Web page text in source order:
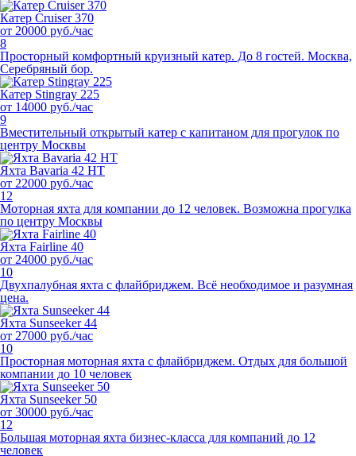
Катер Cruiser 370
от 20000 руб./час
8
Просторный комфортный круизный катер. До 8 гостей. Москва,
Серебряный бор.
Катер Stingray 225
от 14000 руб./час
9
Вместительный открытый катер c капитаном для прогулок по
центру Москвы
Яхта Bavaria 42 HT
от 22000 руб./час
12
Моторная яхта для компании до 12 человек. Возможна прогулка
по центру Москвы
Яхта Fairline 40
от 24000 руб./час
10
Двухпалубная яхта с флайбриджем. Всё необходимое и разумная
цена.
Яхта Sunseeker 44
от 27000 руб./час
10
Просторная моторная яхта с флайбриджем. Отдых для большой
компании до 10 человек
Яхта Sunseeker 50
от 30000 руб./час
12
Большая моторная яхта бизнес-класса для компаний до 12
человек